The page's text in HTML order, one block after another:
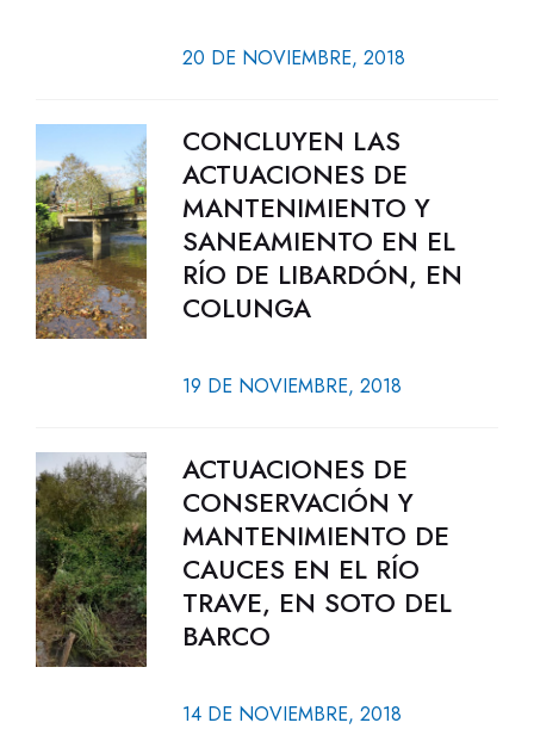
20 DE NOVIEMBRE, 2018
CONCLUYEN LAS
ACTUACIONES DE
MANTENIMIENTO Y
SANEAMIENTO EN EL
RÍO DE LIBARDÓN, EN
COLUNGA
19 DE NOVIEMBRE, 2018
ACTUACIONES DE
CONSERVACIÓN Y
MANTENIMIENTO DE
CAUCES EN EL RÍO
TRAVE, EN SOTO DEL
BARCO
14 DE NOVIEMBRE, 2018